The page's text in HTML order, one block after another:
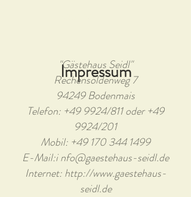
Impressum
"Gästehaus Seidl"
Rechensöldenweg 7
94249 Bodenmais
Telefon: +49 9924/811 oder +49
9924/201
Mobil: +49 170 344 1499
E-Mail:i nfo@gaestehaus-seidl.de
Internet: http://www.gaestehaus-
seidl.de